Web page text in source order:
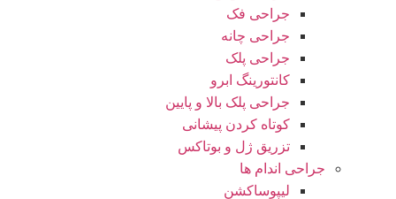
جراحی فک
جراحی چانه
جراحی پلک
کانتورینگ ابرو
جراحی پلک بالا و پایین
کوتاه کردن پیشانی
تزریق ژل و بوتاکس
جراحی اندام ها
لیپوساکشن